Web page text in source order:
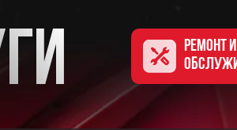
РЕМОНТ И